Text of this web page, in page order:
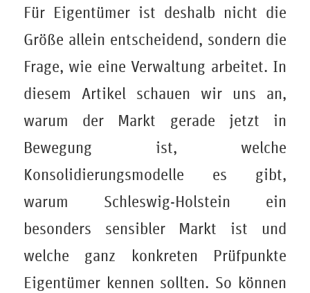
Für Eigentümer ist deshalb nicht die
Größe allein entscheidend, sondern die
Frage, wie eine Verwaltung arbeitet. In
diesem Artikel schauen wir uns an,
warum der Markt gerade jetzt in
Bewegung ist, welche
Konsolidierungsmodelle es gibt,
warum Schleswig-Holstein ein
besonders sensibler Markt ist und
welche ganz konkreten Prüfpunkte
Eigentümer kennen sollten. So können